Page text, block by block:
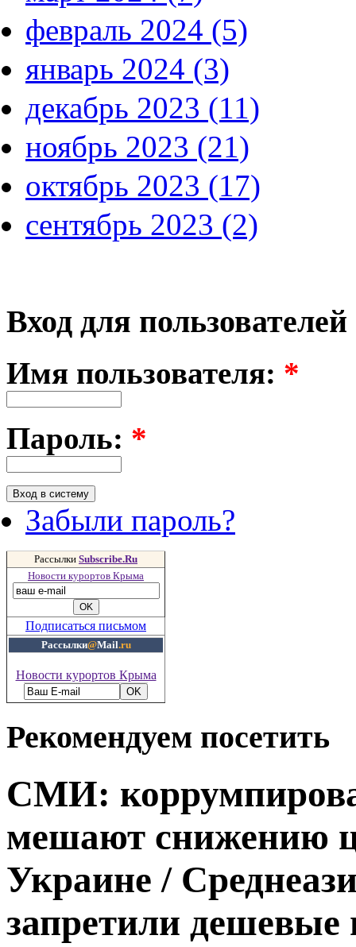
февраль 2024 (5)
январь 2024 (3)
декабрь 2023 (11)
ноябрь 2023 (21)
октябрь 2023 (17)
сентябрь 2023 (2)
Вход для пользователей
Имя пользователя: *
Пароль: *
Забыли пароль?
Рассылки Subscribe.Ru
Новости курортов Крыма
Подписаться письмом
Рассылки@Mail.ru
Новости курортов Крыма
Рекомендуем посетить
СМИ:
мешают снижению
Украине /
запретили дешевые